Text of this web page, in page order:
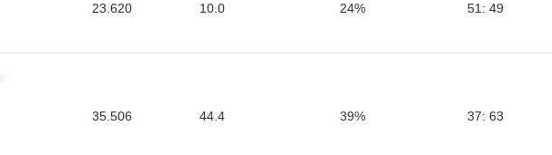
23.620 10.0 24% 51: 49
35.506 44.4 39% 37: 63